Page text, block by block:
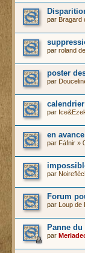
par Bragard
par roland
poster
par
calendrier
par
en
par Fáfnir »
par
Forum
par Loup de
Panne
par